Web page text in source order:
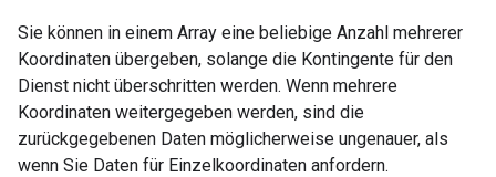
Sie können in einem Array eine beliebige Anzahl mehrerer
Koordinaten übergeben, solange die Kontingente für den
Dienst nicht überschritten werden. Wenn mehrere
Koordinaten weitergegeben werden, sind die
zurückgegebenen Daten möglicherweise ungenauer, als
wenn Sie Daten für Einzelkoordinaten anfordern.